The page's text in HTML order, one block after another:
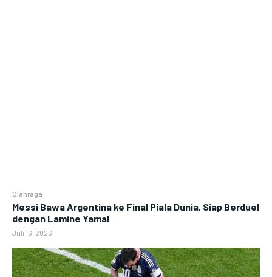
Olahraga
Messi Bawa Argentina ke Final Piala Dunia, Siap Berduel
dengan Lamine Yamal
Juli 16, 2026